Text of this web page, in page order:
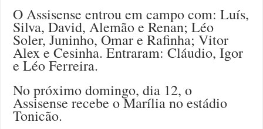
O Assisense entrou em campo com: Luís,
Silva, David, Alemão e Renan; Léo
Soler, Juninho, Omar e Rafinha; Vitor
Alex e Cesinha. Entraram: Cláudio, Igor
e Léo Ferreira.
No próximo domingo, dia 12, o
Assisense recebe o Marília no estádio
Tonicão.